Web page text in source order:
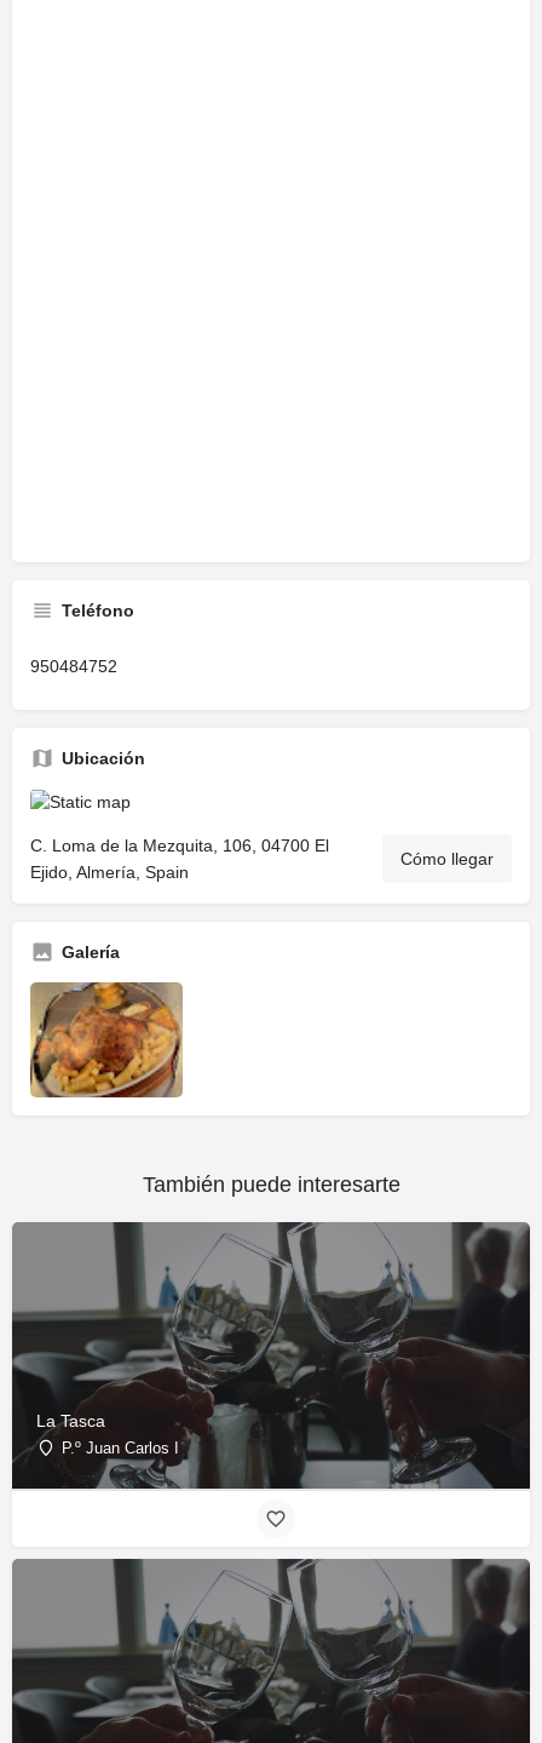
Teléfono
950484752
Ubicación
C. Loma de la Mezquita, 106, 04700 El
Ejido, Almería, Spain
Cómo llegar
Galería
También puede interesarte
La Tasca
P.º Juan Carlos I